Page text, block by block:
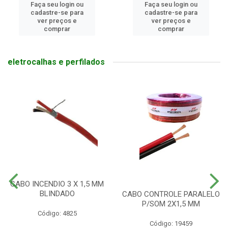
Faça seu login ou
cadastre-se para
ver preços e
comprar
Faça seu login ou
cadastre-se para
ver preços e
comprar
eletrocalhas e perfilados
CABO INCENDIO 3 X 1,5 MM
BLINDADO
Código: 4825
CABO CONTROLE PARALELO
P/SOM 2X1,5 MM
Código: 19459